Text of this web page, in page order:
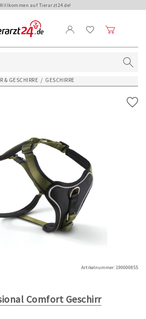
auf Tierarzt24.de!
& GESCHIRRE / GESCHIRRE
Artikelnummer:190000855
Comfort Geschirr